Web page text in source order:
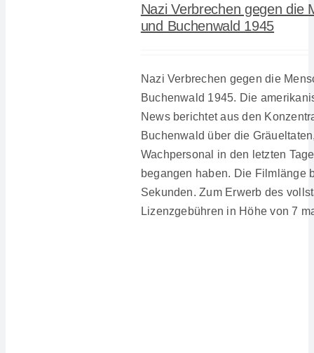
Nazi Verbrechen gegen die
und Buchenwald 1945
Nazi Verbrechen gegen die
Buchenwald 1945. Die
News berichtet aus den
Buchenwald über die
Wachpersonal in den letzten
begangen haben. Die Filmlänge
Sekunden. Zum Erwerb des
Lizenzgebühren in Höhe von 7